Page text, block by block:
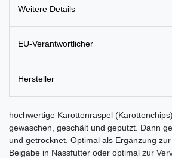
Weitere Details
EU-Verantwortlicher
Hersteller
hochwertige Karottenraspel
gewaschen, geschält und geputzt. Dann
und getrocknet. Optimal als Ergänzung
Beigabe in Nassfutter oder optimal zur